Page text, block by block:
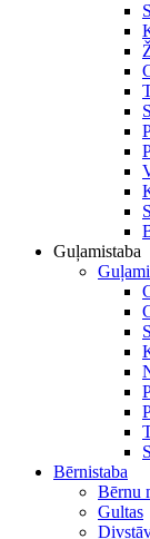
Guļamistaba
Bērnistaba
Bērnu
Gultas